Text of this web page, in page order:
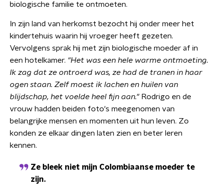
biologische familie te ontmoeten.
In zijn land van herkomst bezocht hij onder meer het
kindertehuis waarin hij vroeger heeft gezeten.
Vervolgens sprak hij met zijn biologische moeder af in
een hotelkamer. "Het was een hele warme ontmoeting.
Ik zag dat ze ontroerd was, ze had de tranen in haar
ogen staan. Zelf moest ik lachen en huilen van
blijdschap, het voelde heel fijn aan."Rodrigo en de
vrouw hadden beiden foto's meegenomen van
belangrijke mensen en momenten uit hun leven. Zo
konden ze elkaar dingen laten zien en beter leren
kennen.
Ze bleek niet mijn Colombiaanse moeder te
zijn.